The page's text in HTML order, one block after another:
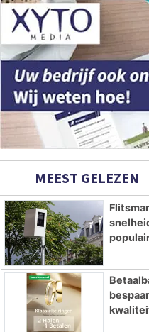
MEEST GELEZEN